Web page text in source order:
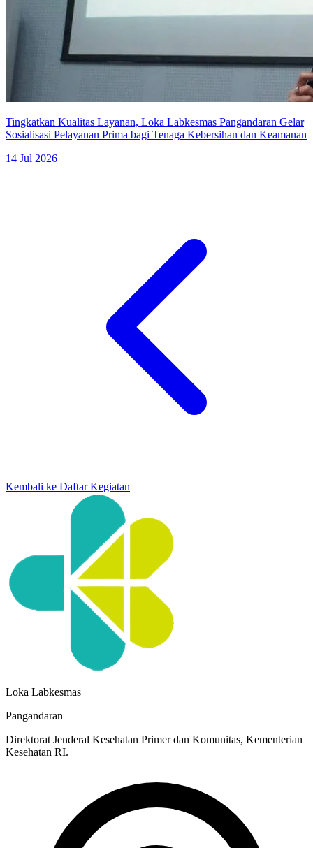
Tingkatkan Kualitas Layanan, Loka Labkesmas Pangandaran Gelar
Sosialisasi Pelayanan Prima bagi Tenaga Kebersihan dan Keamanan
14 Jul 2026
Kembali ke Daftar Kegiatan
Loka Labkesmas
Pangandaran
Direktorat Jenderal Kesehatan Primer dan Komunitas, Kementerian
Kesehatan RI.